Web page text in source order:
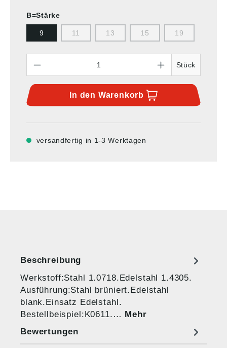
B=Stärke
9 11 13 15 19
Stück
In den Warenkorb
versandfertig in 1-3 Werktagen
Beschreibung
Werkstoff:Stahl 1.0718.Edelstahl 1.4305.
Ausführung:Stahl brüniert.Edelstahl
blank.Einsatz Edelstahl.
Bestellbeispiel:K0611.… Mehr
Bewertungen